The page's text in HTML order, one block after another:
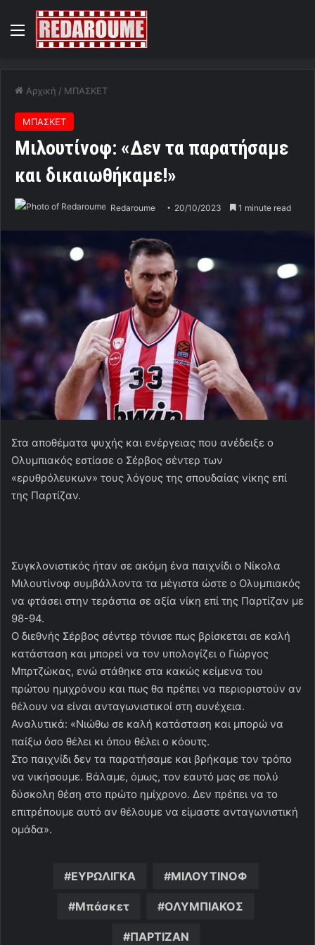
Menu
Αρχική / ΜΠΑΣΚΕΤ
ΜΠΑΣΚΕΤ
Μιλουτίνοφ: «Δεν τα παρατήσαμε
και δικαιωθήκαμε!»
Redaroume 20/10/2023 1 minute read
Στα αποθέματα ψυχής και ενέργειας που ανέδειξε ο
Ολυμπιακός εστίασε ο Σέρβος σέντερ των
«ερυθρόλευκων» τους λόγους της σπουδαίας νίκης επί
της Παρτίζαν.
Συγκλονιστικός ήταν σε ακόμη ένα παιχνίδι ο Νίκολα
Μιλουτίνοφ συμβάλλοντα τα μέγιστα ώστε ο Ολυμπιακός
να φτάσει στην τεράστια σε αξία νίκη επί της Παρτίζαν με
98-94.
Ο διεθνής Σέρβος σέντερ τόνισε πως βρίσκεται σε καλή
κατάσταση και μπορεί να τον υπολογίζει ο Γιώργος
Μπρτζώκας, ενώ στάθηκε στα κακώς κείμενα του
πρώτου ημιχρόνου και πως θα πρέπει να περιοριστούν αν
θέλουν να είναι ανταγωνιστικοί στη συνέχεια.
Αναλυτικά: «Νιώθω σε καλή κατάσταση και μπορώ να
παίξω όσο θέλει κι όπου θέλει ο κόουτς.
Στο παιχνίδι δεν τα παρατήσαμε και βρήκαμε τον τρόπο
να νικήσουμε. Βάλαμε, όμως, τον εαυτό μας σε πολύ
δύσκολη θέση στο πρώτο ημίχρονο. Δεν πρέπει να το
επιτρέπουμε αυτό αν θέλουμε να είμαστε ανταγωνιστική
ομάδα».
ΕΥΡΩΛΙΓΚΑ ΜΙΛΟΥΤΙΝΟΦ
Μπάσκετ ΟΛΥΜΠΙΑΚΟΣ
ΠΑΡΤΙΖΑΝ